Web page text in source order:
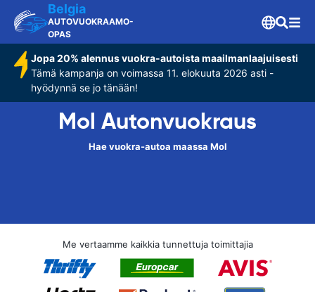
Belgia
AUTOVUOKRAAMO-
OPAS
Jopa 20% alennus vuokra-autoista maailmanlaajuisesti
Tämä kampanja on voimassa 11. elokuuta 2026 asti -
hyödynnä se jo tänään!
Mol Autonvuokraus
Hae vuokra-autoa maassa Mol
Me vertaamme kaikkia tunnettuja toimittajia